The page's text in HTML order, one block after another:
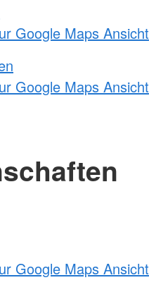
Google Maps Ansicht
Google Maps Ansicht
Google Maps Ansicht